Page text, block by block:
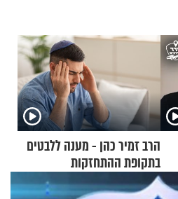
הרב זמיר כהן - מענה ללבטים
בתקופת ההתחזקות